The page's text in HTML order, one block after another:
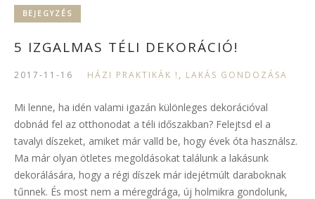
BEJEGYZÉS
5 IZGALMAS TÉLI DEKORÁCIÓ!
2017-11-16 HÁZI PRAKTIKÁK ! , LAKÁS GONDOZÁSA
Mi lenne, ha idén valami igazán különleges dekorációval
dobnád fel az otthonodat a téli időszakban? Felejtsd el a
tavalyi díszeket, amiket már valld be, hogy évek óta használsz.
Ma már olyan ötletes megoldásokat találunk a lakásunk
dekorálására, hogy a régi díszek már idejétmúlt daraboknak
tűnnek. És most nem a méregdrága, új holmikra gondolunk,